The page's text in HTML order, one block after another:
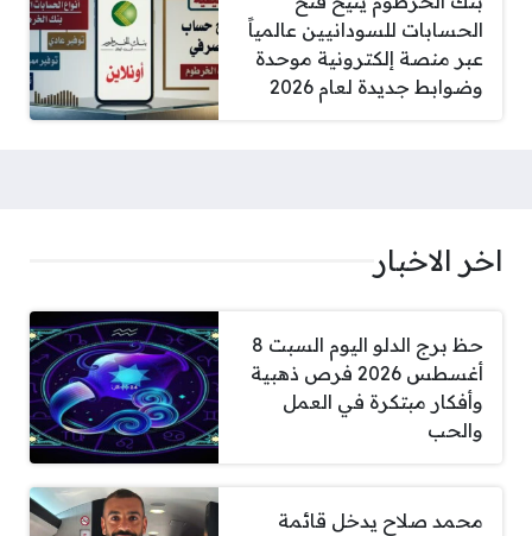
الحسابات للسودانيين عالمياً
عبر منصة إلكترونية موحدة
وضوابط جديدة لعام 2026
اخر الاخبار
حظ برج الدلو اليوم السبت 8
أغسطس 2026 فرص ذهبية
وأفكار مبتكرة في العمل
والحب
محمد صلاح يدخل قائمة